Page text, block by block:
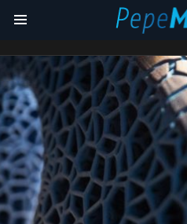
ecologicos
Latest
stories